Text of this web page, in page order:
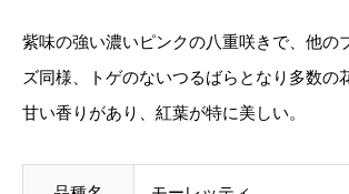
e
t
i
また、送料につきましては、苗の種類
育状況、本数などによって大きく変動
ト上では未記載となっております。
ご注文後にお送りする「ご注文確定メー
紫味の強い濃いピンクの八重咲きで、他の
ズ同様、トゲのないつるばらとなり多数の
甘い香りがあり、紅葉が特に美しい。